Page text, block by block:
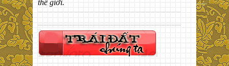
thế giới.